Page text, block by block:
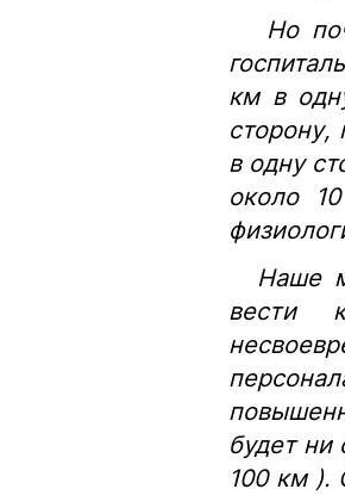
Но
км в
в одну
около
Наше
вести
будет ни
100 км ).